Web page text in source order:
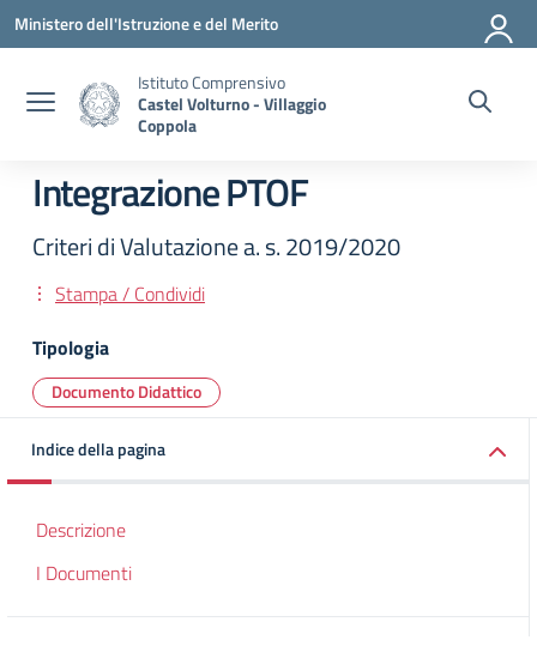
Vai ai contenuti
Vai al menu di navigazione
Vai al footer
Ministero dell'Istruzione e del Merito
Istituto Comprensivo
Castel Volturno - Villaggio
Coppola
Integrazione PTOF
Criteri di Valutazione a. s. 2019/2020
Stampa / Condividi
Tipologia
Documento Didattico
Indice della pagina
Descrizione
I Documenti